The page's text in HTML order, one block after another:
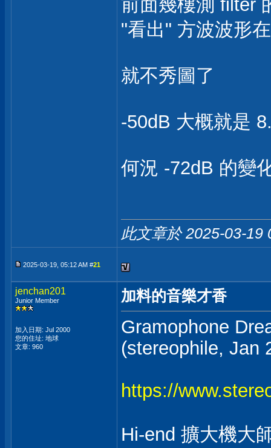
前面幾樓測 filter
"看出" 方波波形
就不秀圖了
-50dB 大概就是
何況 -72dB 的變
此文章於 2025-03-19
2025-03-19, 05:12 AM #21
jenchan201
Junior Member
加入日期: Jul 2000
您的住址: 地球
文章: 960
加料的音樂才香
Gramophone
(stereophile, Jan
https://
Hi-end 擴大機大